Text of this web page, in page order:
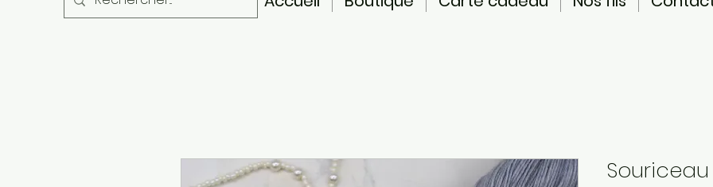
Souriceau